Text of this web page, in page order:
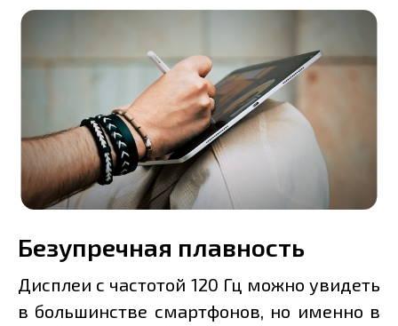
Безупречная плавность
Дисплеи с частотой 120 Гц можно увидеть
в большинстве смартфонов, но именно в